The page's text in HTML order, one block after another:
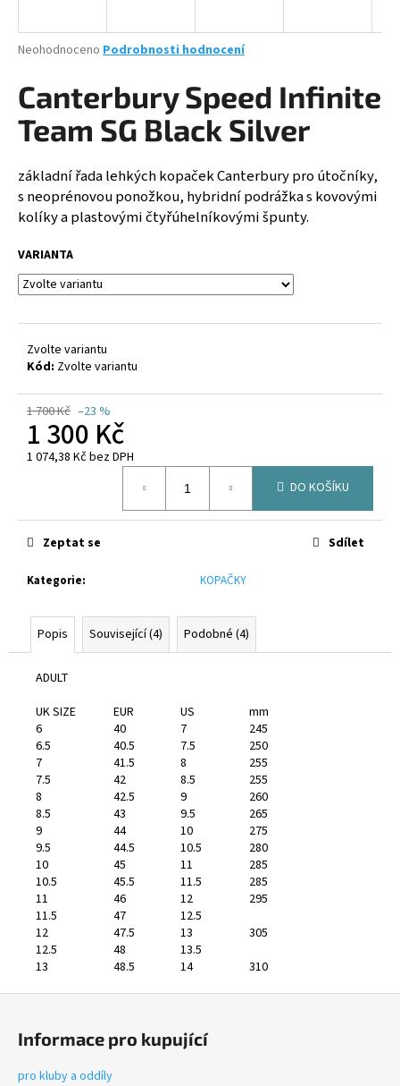
Průměrné
produktu
je
0,0
hvězdiček.
Neohodnoceno Podrobnosti hodnocení
Canterbury Speed Infinite
Team SG Black Silver
základní řada lehkých kopaček Canterbury pro útočníky,
s neoprénovou ponožkou, hybridní podrážka s kovovými
kolíky a plastovými čtyřúhelníkovými špunty.
VARIANTA
Zvolte variantu
Kód: Zvolte variantu
1 700 Kč –23 %
1 300 Kč
1 074,38 Kč bez DPH
DO KOŠÍKU
Kategorie: KOPAČKY
Zeptat se Sdílet
Popis Související (4) Podobné (4)
ADULT
UK SIZE
EUR US
mm
6
40 7
245
6.5
40.5 7.5
250
7
41.5 8
255
7.5
42 8.5
255
8
42.5 9
260
8.5
43 9.5
265
9
44 10
275
9.5
44.5 10.5
280
10
45 11
285
10.5
45.5 11.5
285
11
46 12
295
11.5
47
12.5
12
47.5 13
305
12.5
48
13.5
13
48.5 14 310
j
t
?
HLEDAT
D
p
o
e
CANTERBURY
CONTACT
JUNIOR
BLACK
950
Informace pro kupující
pro kluby a oddíly